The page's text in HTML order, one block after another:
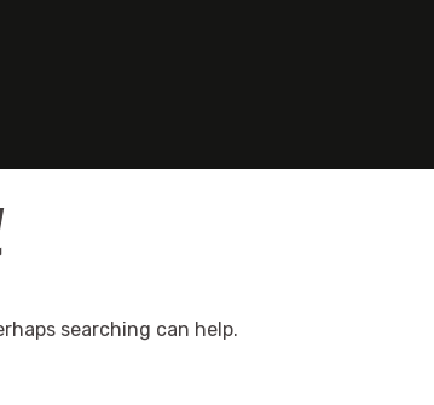
searching can help.